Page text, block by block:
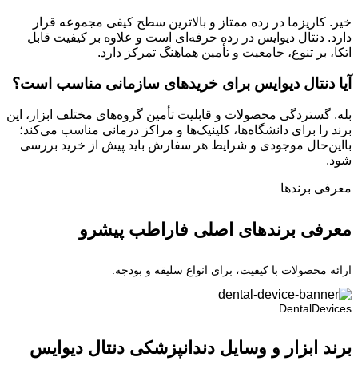
خیر. کاریزما در رده ممتاز و بالاترین سطح کیفی مجموعه قرار
دارد. دنتال دیوایس در رده حرفه‌ای است و علاوه بر کیفیت قابل
اتکا، بر تنوع، جامعیت و تأمین هماهنگ تمرکز دارد.
آیا دنتال دیوایس برای خریدهای سازمانی مناسب است؟
بله. گستردگی محصولات و قابلیت تأمین گروه‌های مختلف ابزار، این
برند را برای دانشگاه‌ها، کلینیک‌ها و مراکز درمانی مناسب می‌کند؛
بااین‌حال موجودی و شرایط هر سفارش باید پیش از خرید بررسی
شود.
معرفی برند‌ها
معرفی برندهای اصلی فاراطب پیشرو
ارائه محصولات با کیفیت، برای انواع سلیقه و بودجه.
DentalDevices
برند ابزار و وسایل دندانپزشکی دنتال دیوایس